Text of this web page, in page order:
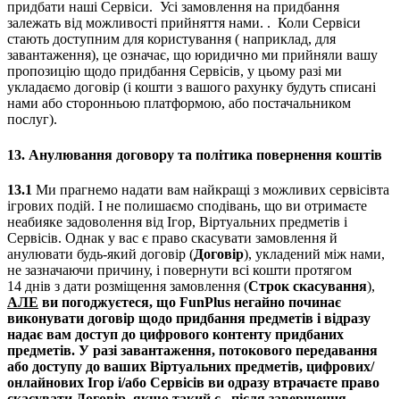
придбати наші Сервіси. Усі замовлення на придбання
залежать від можливості прийняття нами. . Коли Сервіси
стають доступним для користування ( наприклад, для
завантаження), це означає, що юридично ми прийняли вашу
пропозицію щодо придбання Сервісів, у цьому разі ми
укладаємо договір (і кошти з вашого рахунку будуть списані
нами або сторонньою платформою, або постачальником
послуг).
13. Анулювання договору та політика повернення коштів
13.1 Ми прагнемо надати вам найкращі з можливих сервісівта
ігрових подій. І не полишаємо сподівань, що ви отримаєте
неабияке задоволення від Ігор, Віртуальних предметів і
Сервісів. Однак у вас є право скасувати замовлення й
анулювати будь-який договір (Договір), укладений між нами,
не зазначаючи причину, і повернути всі кошти протягом
14 днів з дати розміщення замовлення (Строк скасування),
АЛЕ ви погоджуєтеся, що FunPlus негайно починає
виконувати договір щодо придбання предметів і відразу
надає вам доступ до цифрового контенту придбаних
предметів. У разі завантаження, потокового передавання
або доступу до ваших Віртуальних предметів, цифрових/
онлайнових Ігор і/або Сервісів ви одразу втрачаєте право